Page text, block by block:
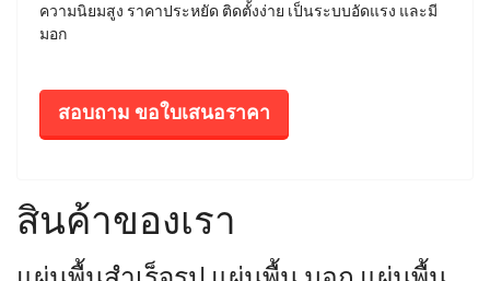
ความนิยมสูง ราคาประหยัด ติดตั้งง่าย เป็นระบบอัดแรง และมี
มอก
สอบถาม ขอใบเสนอราคา
สินค้าของเรา